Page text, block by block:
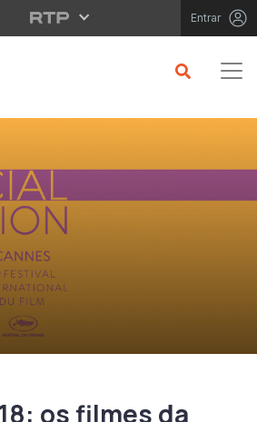
principal Entrar
os filmes da